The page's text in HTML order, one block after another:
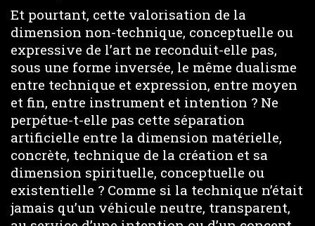
Et pourtant, cette valorisation de la
dimension non-technique, conceptuelle ou
expressive de l’art ne reconduit-elle pas,
sous une forme inversée, le même dualisme
entre technique et expression, entre moyen
et fin, entre instrument et intention ? Ne
perpétue-t-elle pas cette séparation
artificielle entre la dimension matérielle,
concrète, technique de la création et sa
dimension spirituelle, conceptuelle ou
existentielle ? Comme si la technique n’était
jamais qu’un véhicule neutre, transparent,